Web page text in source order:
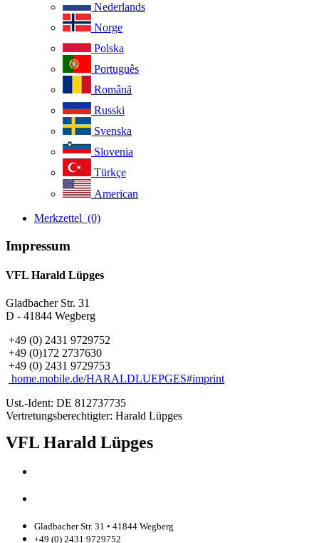
Nederlands
Norge
Polska
Português
Românã
Russki
Svenska
Slovenia
Türkçe
American
Merkzettel (0)
Impressum
VFL Harald Lüpges
Gladbacher Str. 31
D - 41844 Wegberg
+49 (0) 2431 9729752
+49 (0)172 2737630
+49 (0) 2431 9729753
home.mobile.de/HARALDLUEPGES#imprint
Ust.-Ident: DE 812737735
Vertretungsberechtigter: Harald Lüpges
VFL Harald Lüpges
Gladbacher Str. 31 • 41844 Wegberg
+49 (0) 2431 9729752